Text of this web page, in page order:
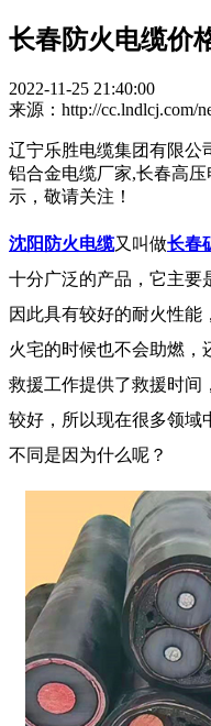
长春防火电缆价
2022-11-25 21:40:00
来源：http://cc.lndlcj.com/
辽宁乐胜电缆集团有限公
铝合金电缆厂家,长春高
示，敬请关注！
沈阳防火电缆又叫做长春
十分广泛的产品，它主要
因此具有较好的耐火性能
火宅的时候也不会助燃，
救援工作提供了救援时间
较好，所以现在很多领域
不同是因为什么呢？